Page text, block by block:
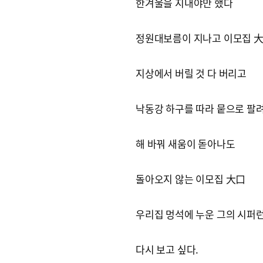
정원대보름이 지나고 이모집
지상에서 버릴 것 다 버리고
낙동강 하구를 따라 뭍으로 팔
해 바꿔 새움이 돋아나도
돌아오지 않는 이모집 大口
우리집 멍석에 누운 그의 시퍼
다시 보고 싶다.